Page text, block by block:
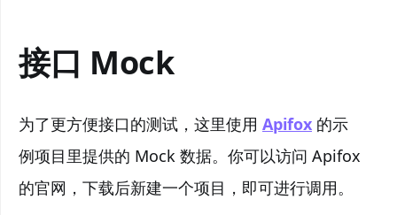
接口 Mock
为了更方便接口的测试，这里使用 Apifox 的示
例项目里提供的 Mock 数据。你可以访问 Apifox
的官网，下载后新建一个项目，即可进行调用。